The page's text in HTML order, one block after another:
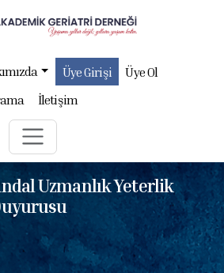
Üye Girişi
Üye Ol
İletişim
Uzmanlık Yeterlik